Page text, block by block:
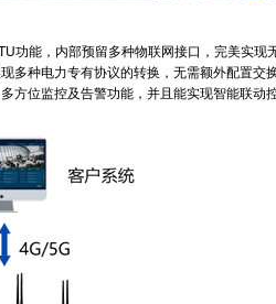
能，内部预留多种物联网接口，完美实现
种电力专有协议的转换，无需额外配置交
位监控及告警功能，并且能实现智能联动